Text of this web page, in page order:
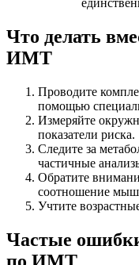
Что делать
ИМТ
Проводите
помощью
Измеряйте
показатели риска.
Следите за
частичные
Обратите
соотношение
Учтите
Частые